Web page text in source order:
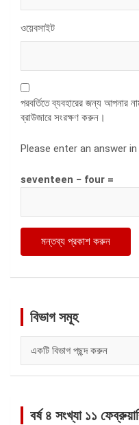
ওয়েবসাইট
পরবর্তিতে ব্যবহারের জন্য আপনার
ব্রাউজারে সংরক্ষণ করুন।
Please enter an answer
seventeen − four =
বিভাগ সমূহ
সমূহ
বর্ষ ৪ সংখ্যা ১১